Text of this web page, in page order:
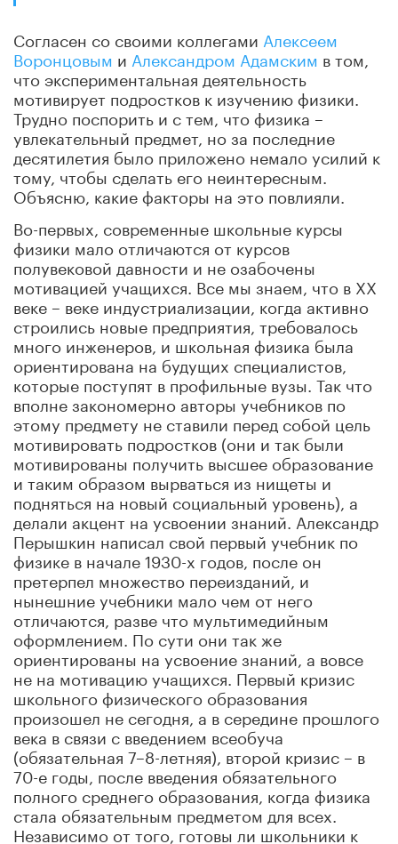
Согласен со своими коллегами Алексеем
Воронцовым и Александром Адамским в том,
что экспериментальная деятельность
мотивирует подростков к изучению физики.
Трудно поспорить и с тем, что физика –
увлекательный предмет, но за последние
десятилетия было приложено немало усилий к
тому, чтобы сделать его неинтересным.
Объясню, какие факторы на это повлияли.
Во-первых, современные школьные курсы
физики мало отличаются от курсов
полувековой давности и не озабочены
мотивацией учащихся. Все мы знаем, что в ХХ
веке – веке индустриализации, когда активно
строились новые предприятия, требовалось
много инженеров, и школьная физика была
ориентирована на будущих специалистов,
которые поступят в профильные вузы. Так что
вполне закономерно авторы учебников по
этому предмету не ставили перед собой цель
мотивировать подростков (они и так были
мотивированы получить высшее образование
и таким образом вырваться из нищеты и
подняться на новый социальный уровень), а
делали акцент на усвоении знаний. Александр
Перышкин написал свой первый учебник по
физике в начале 1930-х годов, после он
претерпел множество переизданий, и
нынешние учебники мало чем от него
отличаются, разве что мультимедийным
оформлением. По сути они так же
ориентированы на усвоение знаний, а вовсе
не на мотивацию учащихся. Первый кризис
школьного физического образования
произошел не сегодня, а в середине прошлого
века в связи с введением всеобуча
(обязательная 7–8-летняя), второй кризис – в
70-е годы, после введения обязательного
полного среднего образования, когда физика
стала обязательным предметом для всех.
Независимо от того, готовы ли школьники к